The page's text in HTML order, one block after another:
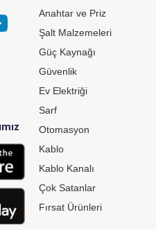
Anahtar ve Priz
Şalt Malzemeleri
Güç Kaynağı
Güvenlik
Ev Elektriği
Sarf
Otomasyon
Kablo
Kablo Kanalı
Çok Satanlar
Fırsat Ürünleri